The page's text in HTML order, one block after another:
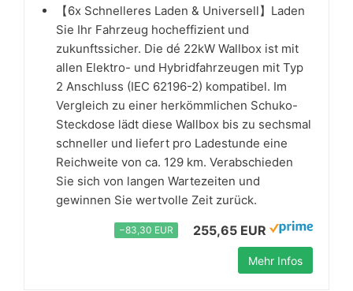
【6x Schnelleres Laden & Universell】Laden
Sie Ihr Fahrzeug hocheffizient und
zukunftssicher. Die dé 22kW Wallbox ist mit
allen Elektro- und Hybridfahrzeugen mit Typ
2 Anschluss (IEC 62196-2) kompatibel. Im
Vergleich zu einer herkömmlichen Schuko-
Steckdose lädt diese Wallbox bis zu sechsmal
schneller und liefert pro Ladestunde eine
Reichweite von ca. 129 km. Verabschieden
Sie sich von langen Wartezeiten und
gewinnen Sie wertvolle Zeit zurück.
−83,30 EUR 255,65 EUR
Mehr Infos